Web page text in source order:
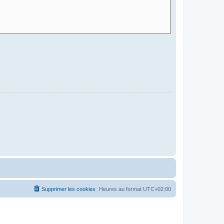
Heures au format UTC+02:00
Supprimer les cookies